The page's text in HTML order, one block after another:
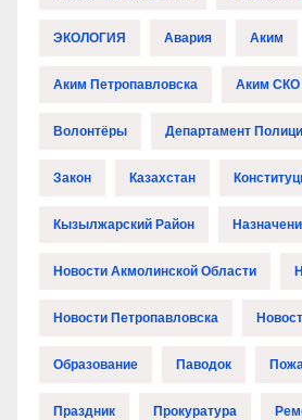
ЭКОЛОГИЯ Авария Аким
Аким Петропавловска Аким СКО
Волонтёры Департамент
Закон Казахстан
Кызылжарский Район
Новости Акмолинской Области
Новости Петропавловска
Образование Паводок
Праздник Прокуратура